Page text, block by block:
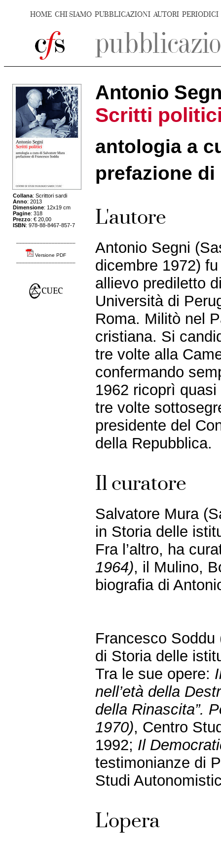
HOME CHI SIAMO PUBBLICAZIONI AUTORI PERIODICI
Collana: Scrittori sardi
Anno: 2013
Dimensione: 12x19 cm
Pagine: 318
Prezzo: € 20,00
ISBN: 978-88-8467-857-7
Versione PDF
Antonio
Scritti
antologia a
prefazione
L'autore
Antonio Segni
dicembre 1972)
allievo prediletto
Università di
Roma. Militò nel
cristiana. Si
tre volte alla
confermando
1962 ricoprì
tre volte
presidente del
della Repubblica.
Il curatore
Salvatore Mura
in Storia delle
Fra l’altro, ha
1964), il Mulino,
biografia di
Francesco
di Storia delle
Tra le sue opere:
nell’età della
della Rinascita”.
1970), Centro
1992; Il
testimonianze di
Studi
L'opera